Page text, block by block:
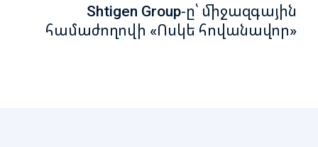
Shtigen Group-ը՝ միջազգային
համաժողովի «Ոսկե հովանավոր»